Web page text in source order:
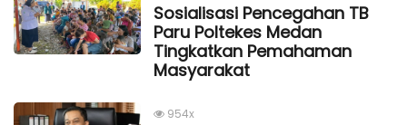
Sosialisasi Pencegahan TB
Paru Poltekes Medan
Tingkatkan Pemahaman
Masyarakat
954x